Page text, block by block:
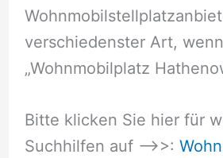
verschiedenster Art,
„Wohnmobilplatz
Bitte klicken Sie hier für
Suchhilfen auf –>>: